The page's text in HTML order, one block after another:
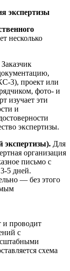
экспертизы
несколько
Заказчик
3), проект или
фото- и
изучает эти
и
экспертизы.
экспертизы). Для
организация
письмо с
5 дней.
— без этого
и проводит
с
схема